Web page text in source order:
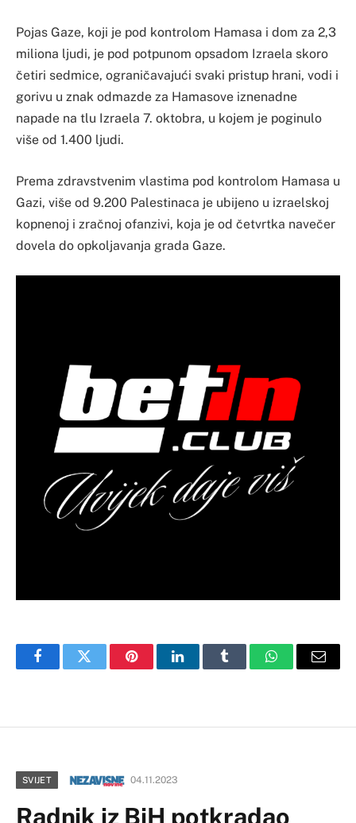
Pojas Gaze, koji je pod kontrolom Hamasa i dom za 2,3
miliona ljudi, je pod potpunom opsadom Izraela skoro
četiri sedmice, ograničavajući svaki pristup hrani, vodi i
gorivu u znak odmazde za Hamasove iznenadne
napade na tlu Izraela 7. oktobra, u kojem je poginulo
više od 1.400 ljudi.
Prema zdravstvenim vlastima pod kontrolom Hamasa u
Gazi, više od 9.200 Palestinaca je ubijeno u izraelskoj
kopnenoj i zračnoj ofanzivi, koja je od četvrtka navečer
dovela do opkoljavanja grada Gaze.
FacebookTwitter PinterestLinkedInTumblr WhatsAppEmail
SVIJET 04.11.2023
Radnik iz BiH potkradao